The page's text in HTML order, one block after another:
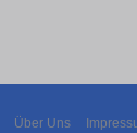
Über Uns